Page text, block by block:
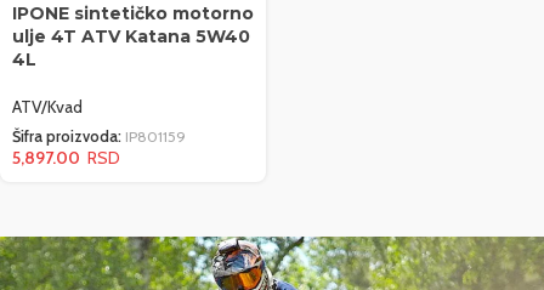
IPONE sintetičko motorno
ulje 4T ATV Katana 5W40
4L
ATV/Kvad
Šifra proizvoda: IP801159
5,897.00